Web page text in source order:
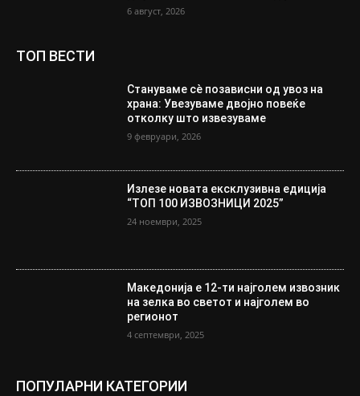
6 август, 2026
ТОП ВЕСТИ
Стануваме сè позависни од увоз на
храна: Увезуваме двојно повеќе
отколку што извезуваме
9 февруари, 2026
Излезе новата ексклузивна едиција
“ТОП 100 ИЗВОЗНИЦИ 2025”
24 ноември, 2025
Македонија е 12-ти најголем извозник
на зелка во светот и најголем во
регионот
4 септември, 2025
ПОПУЛАРНИ КАТЕГОРИИ